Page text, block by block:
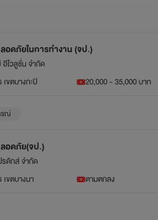
อดภัยในการทำงาน (จป.)
อีโวลูชั่น จำกัด
ขตบางกะปิ 20,000 - 35,000 บาท
รณ์
อดภัย(จป.)
รดักส์ จำกัด
ขตบางนา ตามตกลง